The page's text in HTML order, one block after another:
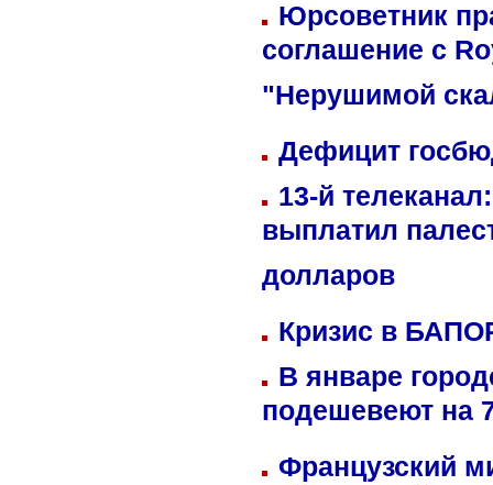
Юрсоветник
соглашение с
"Нерушимой
Дефицит
13-й
выплатил
долларов
Кризис в
В январе
подешевеют на
Французский